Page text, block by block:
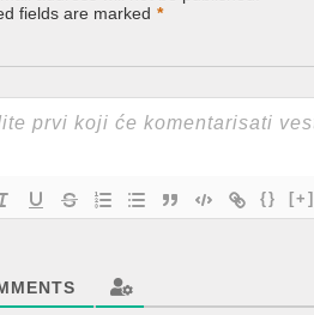
fields are marked *
{} [+]